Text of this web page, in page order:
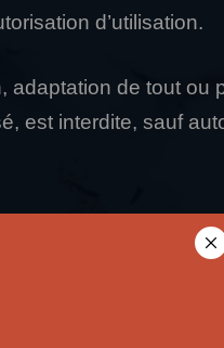
d’utilisation.
adaptation de tout ou
est interdite, sauf
des éléments qu’il
conformément aux